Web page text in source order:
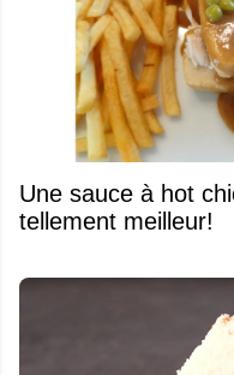
Une sauce à hot
tellement meilleur!